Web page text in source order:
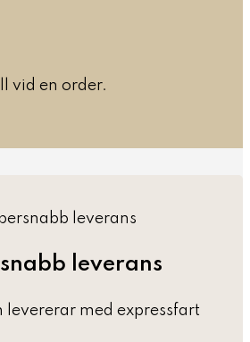
leverans
levererar med expressfart